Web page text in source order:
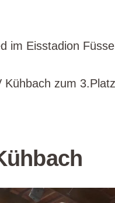
im Eisstadion
Kühbach zum